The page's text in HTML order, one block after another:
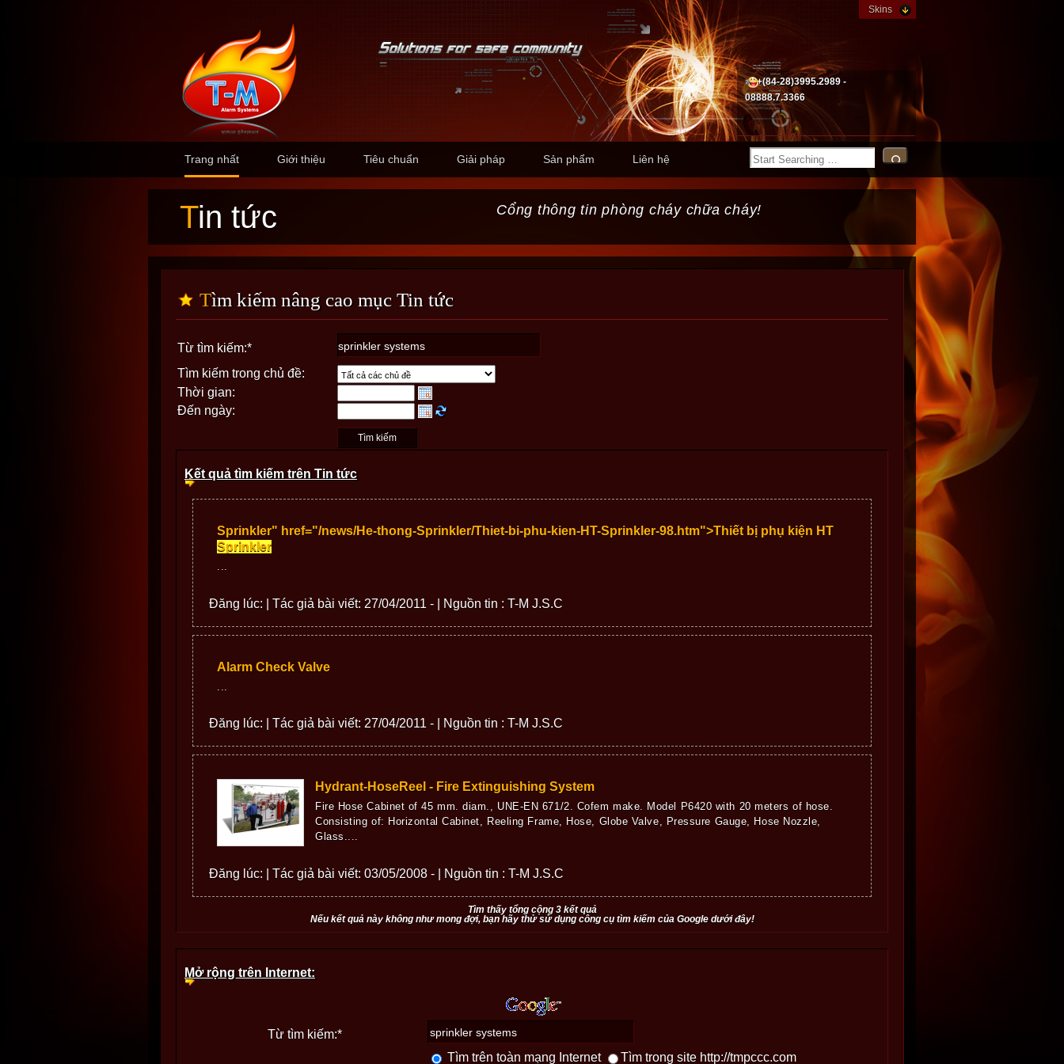
Skins
+(84-28)3995.2989 -
08888.7.3366
Trang nhất Giới thiệu Tiêu chuẩn Giải pháp Sản phẩm Liên hệ
Tin tức Cổng thông tin phòng cháy chữa cháy!
Tìm kiếm nâng cao mục Tin tức
Từ tìm kiếm:*
Tìm kiếm trong chủ đề:
Thời gian:
Đến ngày:
Kết quả tìm kiếm trên Tin tức
Sprinkler" href="/news/He-thong-Sprinkler/Thiet-bi-phu-kien-HT-Sprinkler-98.htm">Thiết bị phụ kiện HT
Sprinkler
...
Đăng lúc: | Tác giả bài viết: 27/04/2011 - | Nguồn tin : T-M J.S.C
Alarm Check Valve
Đăng lúc: | Tác giả bài viết: 27/04/2011 - | Nguồn tin : T-M J.S.C
Hydrant-HoseReel - Fire Extinguishing System
Fire Hose Cabinet of 45 mm. diam., UNE-EN 671/2. Cofem make. Model P6420 with 20 meters of hose.
Consisting of: Horizontal Cabinet, Reeling Frame, Hose, Globe Valve, Pressure Gauge, Hose Nozzle,
Glass....
Đăng lúc: | Tác giả bài viết: 03/05/2008 - | Nguồn tin : T-M J.S.C
Tìm thấy tổng cộng 3 kết quả
Nếu kết quả này không như mong đợi, bạn hãy thử sử dụng công cụ tìm kiếm của Google dưới đây!
Mở rộng trên Internet:
Từ tìm kiếm:*
Tìm trên toàn mạng Internet
Tìm trong site http://tmpccc.com